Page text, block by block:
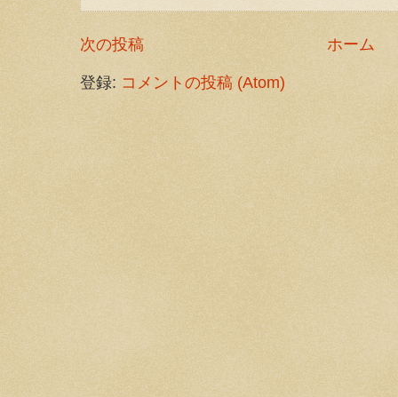
次の投稿 ホーム
登録: コメントの投稿 (Atom)